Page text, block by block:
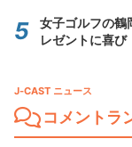
女子ゴルフの鶴
レゼントに喜
J-CAST ニュース
コメントラ